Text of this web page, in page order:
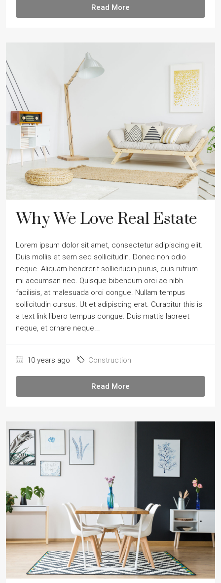
Read More
Why We Love Real Estate
Lorem ipsum dolor sit amet, consectetur adipiscing elit.
Duis mollis et sem sed sollicitudin. Donec non odio
neque. Aliquam hendrerit sollicitudin purus, quis rutrum
mi accumsan nec. Quisque bibendum orci ac nibh
facilisis, at malesuada orci congue. Nullam tempus
sollicitudin cursus. Ut et adipiscing erat. Curabitur this is
a text link libero tempus congue. Duis mattis laoreet
neque, et ornare neque...
10 years ago Construction
Read More